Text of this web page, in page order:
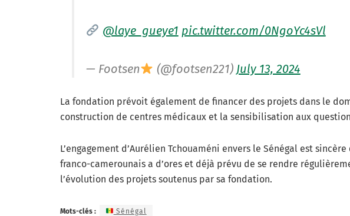
@laye_gueye1 pic.twitter.com/0NgoYc4sVl
— Footsen (@footsen221) July 13, 2024
La fondation prévoit également de financer des projets dans le
construction de centres médicaux et la sensibilisation aux
L’engagement d’Aurélien Tchouaméni envers le Sénégal est
franco-camerounais a d’ores et déjà prévu de se rendre
l’évolution des projets soutenus par sa fondation.
Mots-clés : Sénégal